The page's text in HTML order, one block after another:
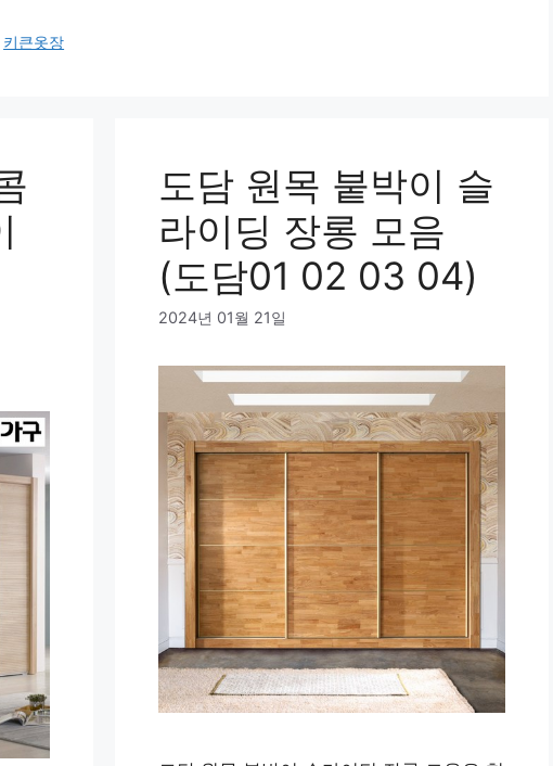
키큰옷장
도담 원목 붙박이 슬
라이딩 장롱 모음
(도담01 02 03 04)
2024년 01월 21일